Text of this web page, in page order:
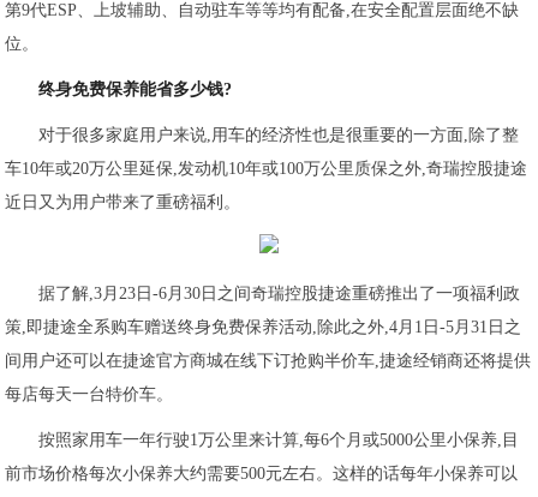
第9代ESP、上坡辅助、自动驻车等等均有配备,在安全配置层面绝不缺
位。
终身免费保养能省多少钱?
对于很多家庭用户来说,用车的经济性也是很重要的一方面,除了整
车10年或20万公里延保,发动机10年或100万公里质保之外,奇瑞控股捷途
近日又为用户带来了重磅福利。
据了解,3月23日-6月30日之间奇瑞控股捷途重磅推出了一项福利政
策,即捷途全系购车赠送终身免费保养活动,除此之外,4月1日-5月31日之
间用户还可以在捷途官方商城在线下订抢购半价车,捷途经销商还将提供
每店每天一台特价车。
按照家用车一年行驶1万公里来计算,每6个月或5000公里小保养,目
前市场价格每次小保养大约需要500元左右。这样的话每年小保养可以